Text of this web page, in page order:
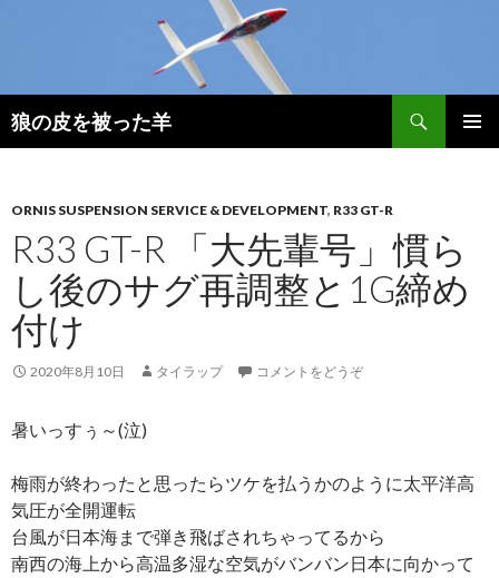
狼の皮を被った羊
検
索
ン
ツ
へ
移
動
ORNIS SUSPENSION SERVICE & DEVELOPMENT, R33 GT-R
R33 GT-R 「大先輩号」慣ら
し後のサグ再調整と1G締め
付け
2020年8月10日 タイラップ コメントをどうぞ
暑いっすぅ～(泣)
梅雨が終わったと思ったらツケを払うかのように太平洋高
気圧が全開運転
台風が日本海まで弾き飛ばされちゃってるから
南西の海上から高温多湿な空気がバンバン日本に向かって